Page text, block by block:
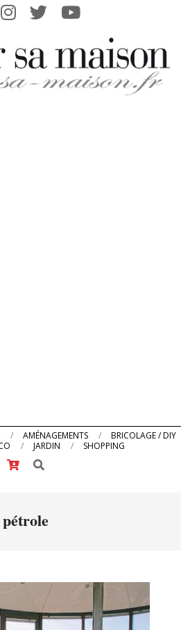
AMÉNAGEMENTS
BRICOLAGE / DIY
JARDIN
SHOPPING
Search
pétrole